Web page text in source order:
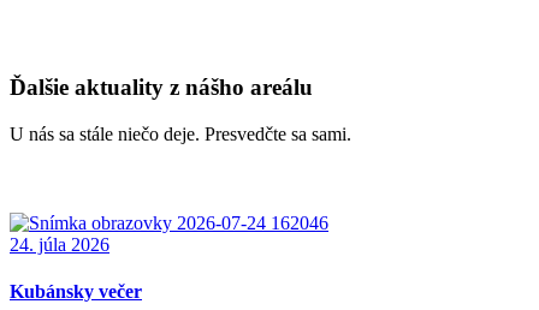
Ďalšie aktuality z nášho areálu
U nás sa stále niečo deje. Presvedčte sa sami.
24. júla 2026
Kubánsky večer